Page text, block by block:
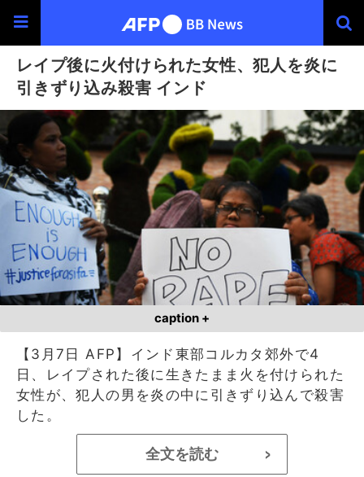
レイプ後に火付けられた女性、犯人を炎に
引きずり込み殺害 インド
caption +
【3月7日 AFP】インド東部コルカタ郊外で4
日、レイプされた後に生きたまま火を付けられた
女性が、犯人の男を炎の中に引きずり込んで殺害
した。
全文を読む >